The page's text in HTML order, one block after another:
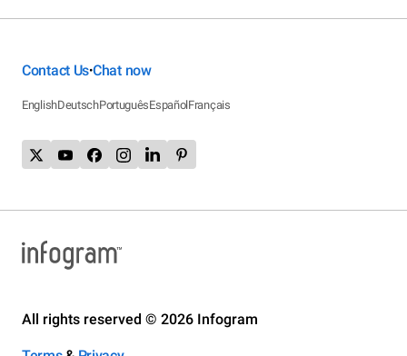
Contact Us•Chat now
EnglishDeutschPortuguêsEspañolFrançais
All rights reserved © 2026 Infogram